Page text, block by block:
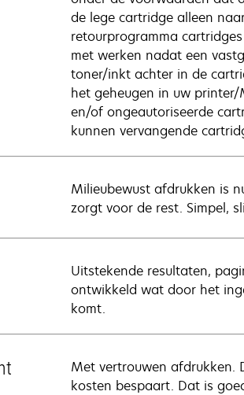
de lege cartridge alleen
retourprogramma
met werken nadat een
toner/inkt achter in de
het geheugen in uw
en/of ongeautoriseerde
kunnen vervangende
Milieubewust afdrukken is
zorgt voor de rest. Simpel,
Uitstekende resultaten,
ontwikkeld wat door het
komt.
Met vertrouwen afdrukken.
kosten bespaart. Dat is